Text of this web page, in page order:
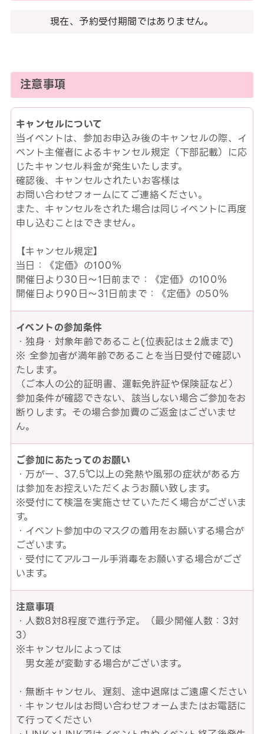
現在、予約受付期間ではありません。
注意事項
キャンセルについて
当イベントは、参加お申込み後のキャンセルの際、イ
ベント主催者によるキャンセル規定（下部記載）に応
じたキャンセル料金が発生いたします。
確認後、キャンセルされたいお客様は
お問い合わせフォームにてご連絡ください。
また、キャンセルをされた場合は同じイベントに再度
申し込むことはできません。
【キャンセル規定】
当日：《定価》の100％
開催日より30日～1日前まで：《定価》の100％
開催日より90日～31日前まで：《定価》の50％
イベントの参加条件
・独身・対象年齢であること(位表記は±2歳まで)
※ 全参加者が満年齢であることを当日受付で確認い
たします。
（ご本人の公的証明書、運転免許証や保険証など）
参加条件が確認できない、該当しない場合ご参加をお
断りします。その場合参加費のご返金はございませ
ん。
ご参加にあたってのお願い
・万が一、37.5℃以上の発熱や風邪の症状がある方
は参加をお控えいただくようお願い致します。
※受付にて検温を実施させていただく場合がございま
す。
・イベント参加中のマスクの着用をお願いする場合が
ございます。
・受付にてアルコール手消毒をお願いする場合がござ
います。
注意事項
・人数8対8程度で進行予定。（最少開催人数：3対
3）
※キャンセルによっては
男女差が変動する場合がございます。
・無断キャンセル、遅刻、途中退席はご遠慮ください
・キャンセルはお問い合わせフォームまたはお電話に
て行ってください